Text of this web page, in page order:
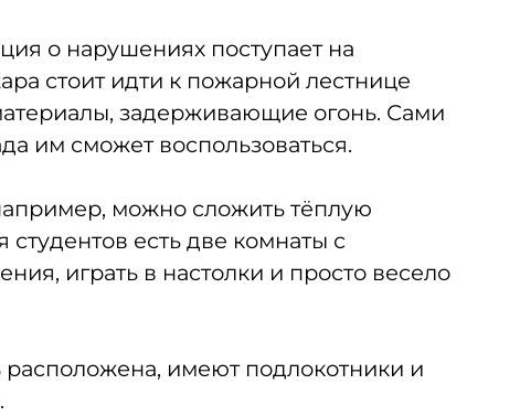
о нарушениях поступает на
стоит идти к пожарной лестнице
задерживающие огонь. Сами
им сможет воспользоваться.
можно сложить тёплую
есть две комнаты с
играть в настолки и просто весело
имеют подлокотники и